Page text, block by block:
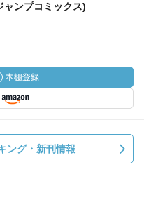
ンプコミックス)
ング・新刊情報